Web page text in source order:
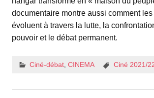
documentaire montre aussi comment
évoluent à travers la lutte, la
pouvoir et le débat permanent.
Ciné-débat, CINEMA Ciné 2021/